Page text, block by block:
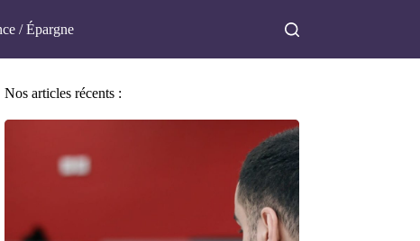
/ Épargne
Nos articles récents :